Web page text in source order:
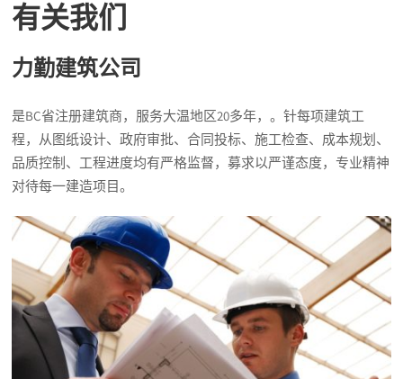
有关我们
力勤建筑公司
是BC省注册建筑商，服务大温地区20多年，。针每项建筑工
程，从图纸设计、政府审批、合同投标、施工检查、成本规划、
品质控制、工程进度均有严格监督，募求以严谨态度，专业精神
对待每一建造项目。